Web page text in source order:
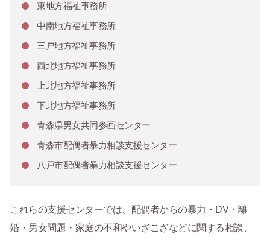
東地方福祉事務所
中南地方福祉事務所
三戸地方福祉事務所
西北地方福祉事務所
上北地方福祉事務所
下北地方福祉事務所
青森県男女共同参画センター
青森市配偶者暴力相談支援センター
八戸市配偶者暴力相談支援センター
これらの支援センターでは、配偶者からの暴力・DV・離
婚・男女問題・家庭の不和やいざこざなどに関する相談、